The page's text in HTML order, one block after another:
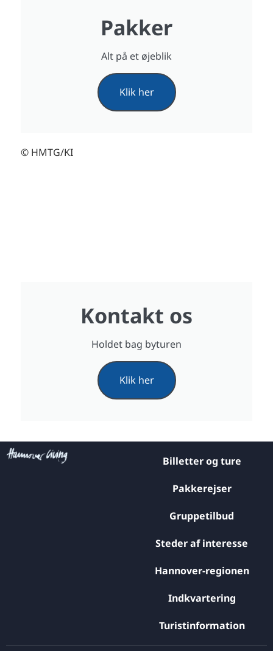
Pakker
Alt på et øjeblik
Klik her
© HMTG/KI
Kontakt os
Holdet bag byturen
Klik her
Billetter og ture
Pakkerejser
Gruppetilbud
Steder af interesse
Hannover-regionen
Indkvartering
Turistinformation